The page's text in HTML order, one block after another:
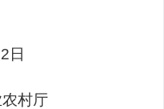
日
村厅